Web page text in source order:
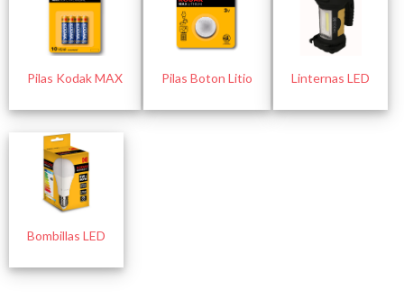
Pilas Kodak MAX Pilas Boton Litio Linternas LED
Bombillas LED